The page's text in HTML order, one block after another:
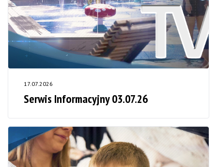
17.07.2026
Serwis Informacyjny 03.07.26